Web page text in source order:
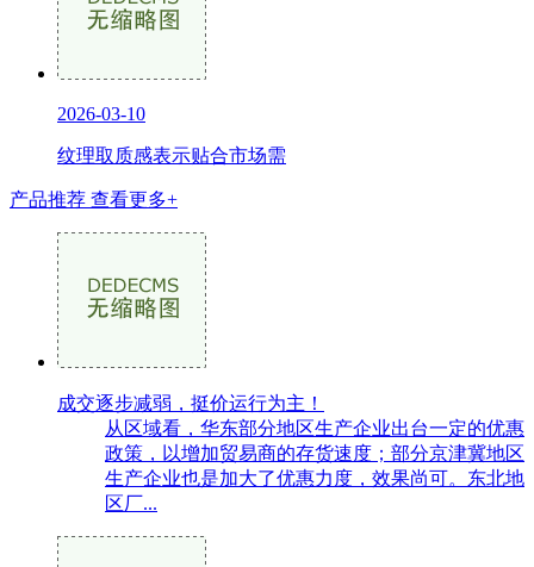
2026-03-10
纹理取质感表示贴合市场需
产品推荐 查看更多+
成交逐步减弱，挺价运行为主！
从区域看，华东部分地区生产企业出台一定的优惠
政策，以增加贸易商的存货速度；部分京津冀地区
生产企业也是加大了优惠力度，效果尚可。东北地
区厂...